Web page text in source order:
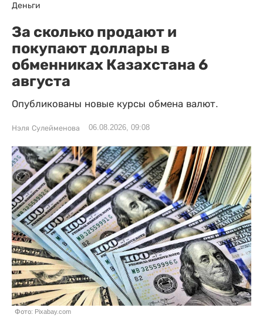
Деньги
За сколько продают и
покупают доллары в
обменниках Казахстана 6
августа
Опубликованы новые курсы обмена валют.
Нэля Сулейменова 06.08.2026, 09:08
Фото: Pixabay.com